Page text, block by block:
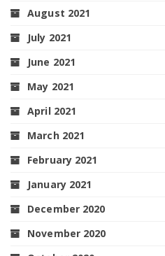
August 2021
July 2021
June 2021
May 2021
April 2021
March 2021
February 2021
January 2021
December 2020
November 2020